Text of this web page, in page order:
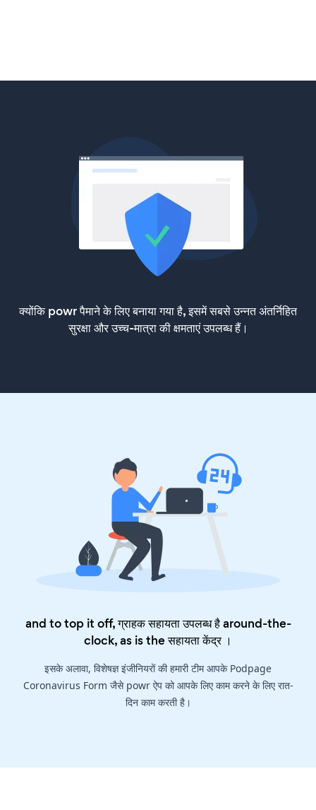
क्योंकि powr पैमाने के लिए बनाया गया है, इसमें सबसे उन्नत अंतर्निहित
सुरक्षा और उच्च-मात्रा की क्षमताएं उपलब्ध हैं।
and to top it off, ग्राहक सहायता उपलब्ध है around-the-
clock, as is theसहायता केंद्र।
इसके अलावा, विशेषज्ञ इंजीनियरों की हमारी टीम आपके Podpage
Coronavirus Form जैसे powr ऐप को आपके लिए काम करने के लिए रात-
दिन काम करती है।